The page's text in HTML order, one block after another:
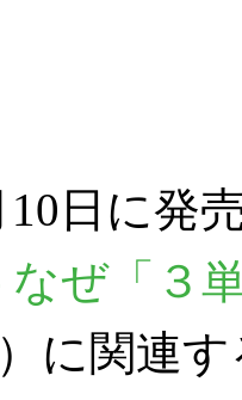
日に発
なぜ「３
）に関連